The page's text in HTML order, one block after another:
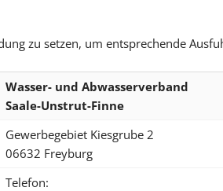
zu setzen, um entsprechende
Wasser- und Abwasserverband
Saale-Unstrut-Finne
Gewerbegebiet Kiesgrube 2
06632 Freyburg
Telefon: